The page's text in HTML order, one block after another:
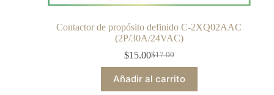
Contactor de propósito definido C-2XQ02AAC
(2P/30A/24VAC)
$17.00
$15.00
Añadir al carrito